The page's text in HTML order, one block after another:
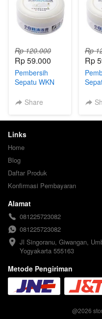
Rp 120.000
Rp 59.000
Pembersih
Sepatu WKN
Share
Rp
Rp
Links
Home
Blog
Daftar Produk
Konfirmasi Pembayaran
Alamat
081225723082
081225723082
Jl Singoranu, Giwangan,
Yogyakarta 555163
Metode Pengiriman
@2026